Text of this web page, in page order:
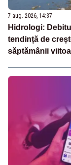
7 aug. 2026, 14:37
Hidrologi:
tendință de
săptămânii